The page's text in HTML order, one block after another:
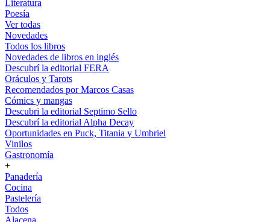
Literatura
Poesía
Ver todas
Novedades
Todos los libros
Novedades de libros en inglés
Descubrí la editorial FERA
Oráculos y Tarots
Recomendados por Marcos Casas
Cómics y mangas
Descubri la editorial Septimo Sello
Descubrí la editorial Alpha Decay
Oportunidades en Puck, Titania y Umbriel
Vinilos
Gastronomía
+
Panadería
Cocina
Pastelería
Todos
Alacena